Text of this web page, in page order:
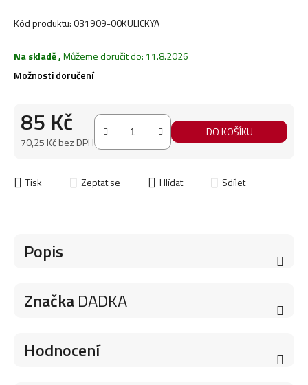
Kód produktu:031909-00KULICKYA
Na skladě,Můžeme doručit do: 11.8.2026
Možnosti doručení
85 Kč
70,25 Kč bez DPH
DO KOŠÍKU
Tisk Zeptat se Hlídat Sdílet
Popis
ZnačkaDADKA
Hodnocení